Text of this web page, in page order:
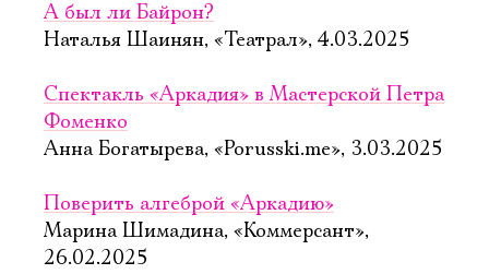
А был ли Байрон?
Наталья Шаинян, «Театрал», 4.03.2025
Спектакль «Аркадия» в Мастерской Петра
Фоменко
Анна Богатырева, «Porusski.me», 3.03.2025
Поверить алгеброй «Аркадию»
Марина Шимадина, «Коммерсант»,
26.02.2025